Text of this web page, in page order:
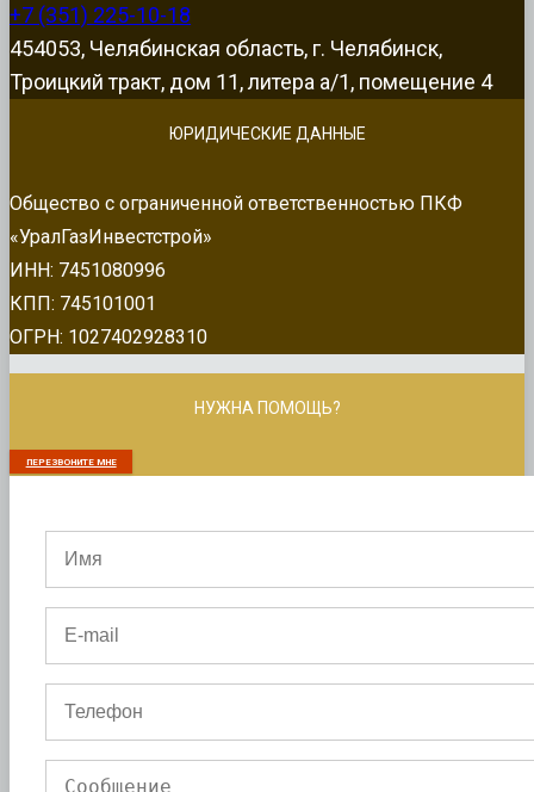
+7 (351) 225-10-18
454053, Челябинская область, г. Челябинск,
Троицкий тракт, дом 11, литера а/1, помещение 4
ЮРИДИЧЕСКИЕ ДАННЫЕ
Общество с ограниченной ответственностью ПКФ
«УралГазИнвестстрой»
ИНН: 7451080996
КПП: 745101001
ОГРН: 1027402928310
НУЖНА ПОМОЩЬ?
ПЕРЕЗВОНИТЕ МНЕ